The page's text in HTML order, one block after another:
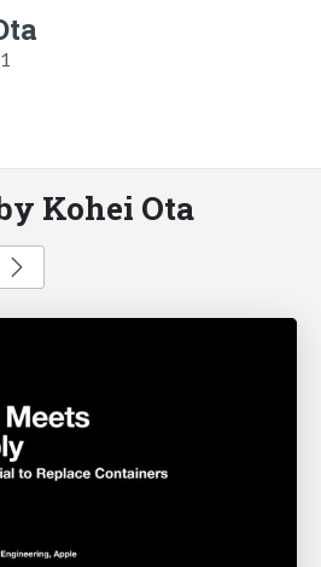
Kohei Ota